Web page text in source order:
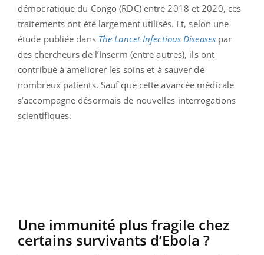
démocratique du Congo (RDC) entre 2018 et 2020, ces
traitements ont été largement utilisés. Et, selon une
étude publiée dans The Lancet Infectious Diseasespar
des chercheurs de l’Inserm (entre autres), ils ont
contribué à améliorer les soins et à sauver de
nombreux patients. Sauf que cette avancée médicale
s’accompagne désormais de nouvelles interrogations
scientifiques.
Une immunité plus fragile chez
certains survivants d’Ebola ?